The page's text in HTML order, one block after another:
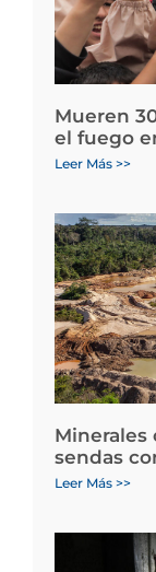
Mueren
el fuego
Leer Más >>
Minerales
sendas
Leer Más >>